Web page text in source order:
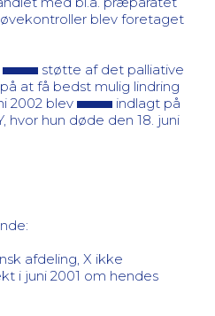
blev foretaget
støtte af det palliative
at få bedst mulig lindring
2002 blev
indlagt på
hvor hun døde den 18. juni
afdeling, X ikke
i juni 2001 om hendes